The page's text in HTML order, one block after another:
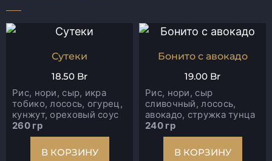
Сутеки
18.50 Br
Рис, нори, сыр, икра
тобико, лосось, огурец,
кунжут, ореховый соус
260 гр
В КОРЗИНУ
Бонито с авокадо
19.00 Br
Рис, нори, сыр
сливочный, лосось,
авокадо, стружка тунца
240 гр
В КОРЗИНУ